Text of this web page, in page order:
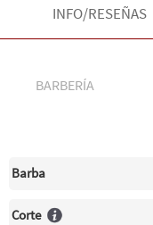
INFO/RESEÑAS
BARBERÍA
Barba
Corte